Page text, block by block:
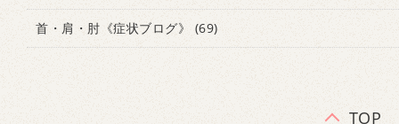
首・肩・肘《症状ブログ》 (69)
TOP